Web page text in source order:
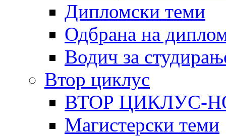
Дипломски теми
Одбрана на
Водич за
Втор циклус
ВТОР ЦИКЛУС-
Магистерски теми